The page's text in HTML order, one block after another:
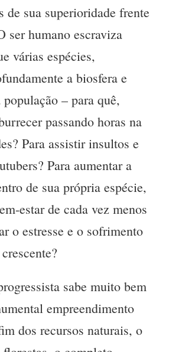
de sua superioridade frente
ser humano escraviza
várias espécies,
a biosfera e
– para quê,
passando horas na
Para assistir insultos e
Para aumentar a
de sua própria espécie,
estar de cada vez menos
o estresse e o sofrimento
sabe muito bem
empreendimento
dos recursos naturais, o